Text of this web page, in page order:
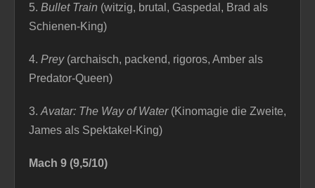
5. Bullet Train (witzig, brutal, Gaspedal, Brad als
Schienen-King)
4. Prey(archaisch, packend, rigoros, Amber als
Predator-Queen)
3. Avatar: The Way of Water(Kinomagie die Zweite,
James als Spektakel-King)
Mach 9 (9,5/10)